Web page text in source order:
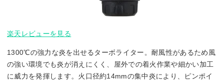
楽天レビューを見る
1300℃の強力な炎を出せるターボライター。耐風性があるため風
の強い環境でも炎が消えにくく、屋外での着火作業や細かい加工
に威力を発揮します。火口径約14mmの集中炎により、ピンポイ